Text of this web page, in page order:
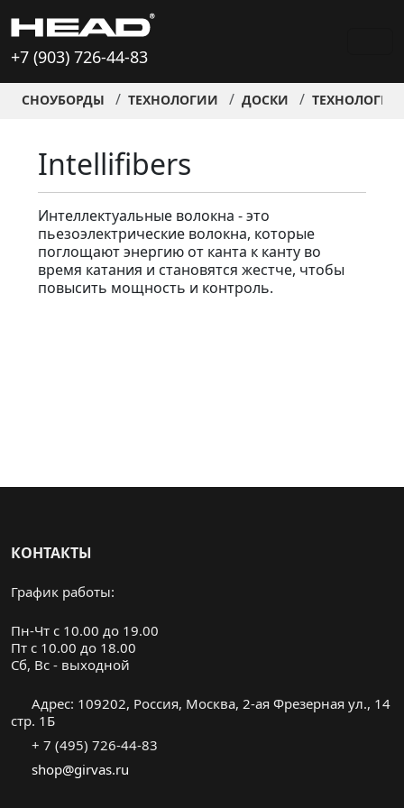
+7 (903) 726-44-83
СНОУБОРДЫ ТЕХНОЛОГИИ ДОСКИ ТЕХНОЛОГИИ
Intellifibers
Интеллектуальные волокна - это
пьезоэлектрические волокна, которые
поглощают энергию от канта к канту во
время катания и становятся жестче, чтобы
повысить мощность и контроль.
КОНТАКТЫ
График работы:
Пн-Чт с 10.00 до 19.00
Пт с 10.00 до 18.00
Cб, Вс - выходной
Адрес: 109202, Россия, Москва, 2-ая Фрезерная ул., 14
стр. 1Б
+ 7 (495) 726-44-83
shop@girvas.ru